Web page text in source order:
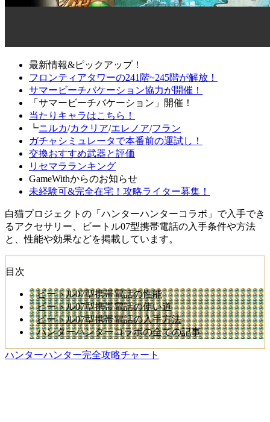
最新情報&ピックアップ！
フロンティアタワーの241階~245階が解放！
サマービーチバケーション協力が開催！
「サマービーチバケーション」開催！
当たりキャラはこちら！
┗ニルカ/カクリア/エレノア/フラン
ガチャシミュレータで本番前の運試し！
交換おすすめ武器と評価
リセマラランキング
GameWithからのお知らせ
未経験可&完全在宅！攻略ライター募集！
白猫プロジェクトの「ハンターハンターコラボ」で入手でき
るアクセサリー、ビートル07型携帯電話の入手条件や方法
と、性能や効果などを掲載しています。
目次
ビートル07型携帯電話の性能
ビートル07型携帯電話の使い道
ビートル07型携帯電話の入手方法
ハンターハンターコラボの全ての記事
ハンターハンター完全攻略チャート